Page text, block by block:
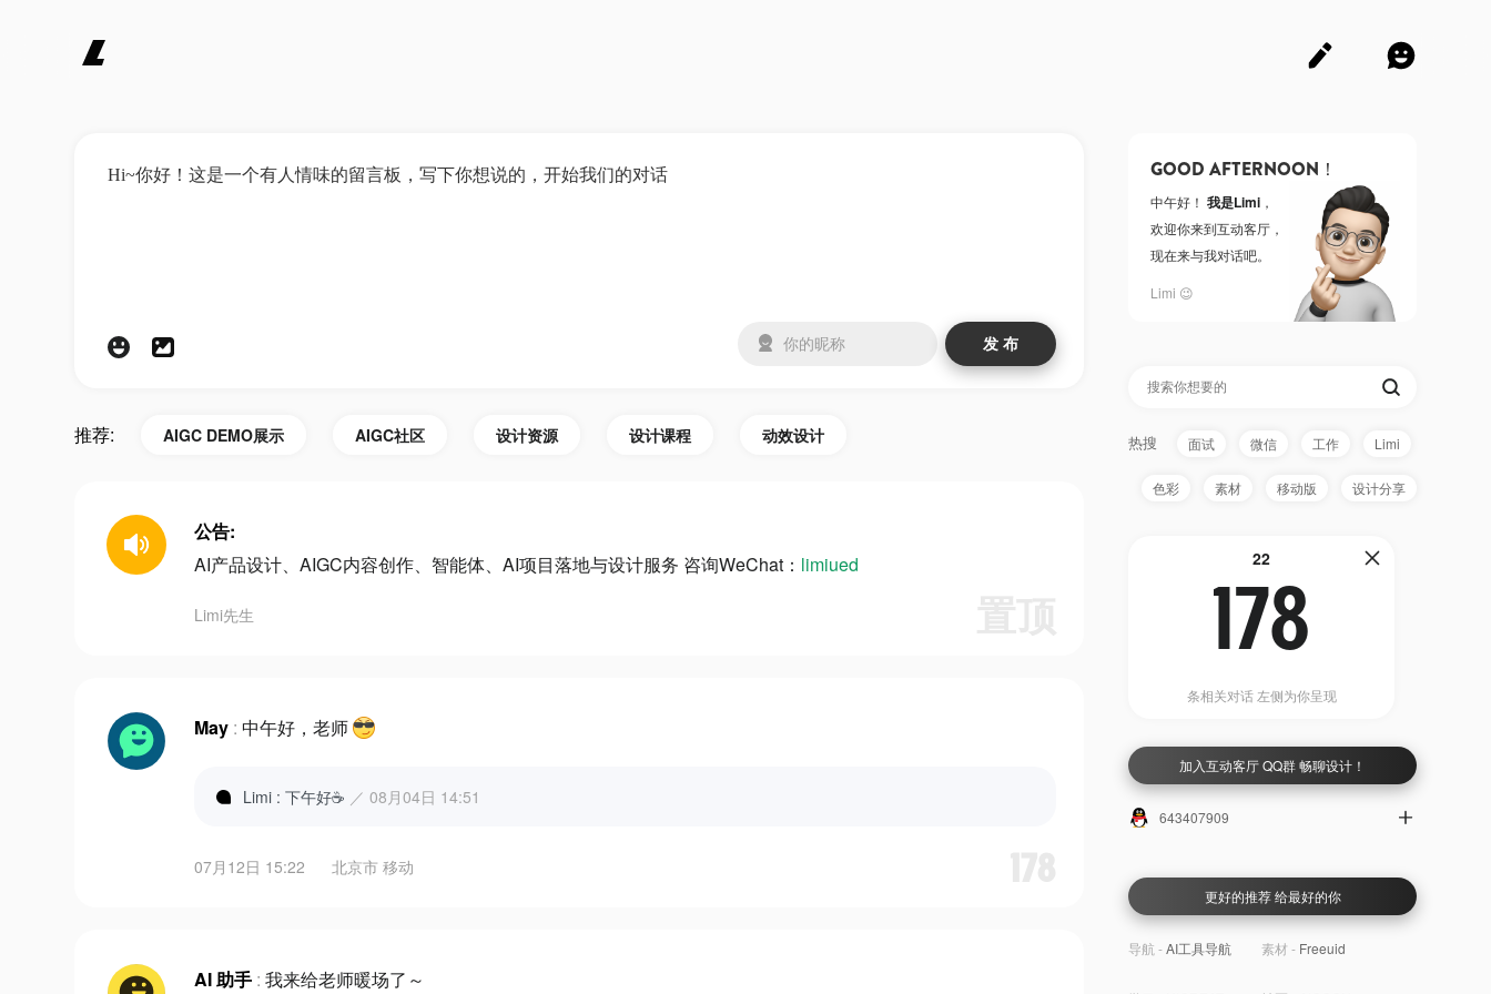
推荐: AIGC DEMO展示 AIGC社区 设计资源 设计课程 动效设计
公告:
AI产品设计、AIGC内容创作、智能体、AI项目落地与设计服务 咨询WeChat： limiued
Limi先生
May : 中午好，老师
Limi : 下午好☕️ ／ 08月04日 14:51
07月12日 15:22 北京市 移动
AI 助手 : 我来给老师暖场了～
GOOD AFTERNOON！
中午好！ 我是Limi ，
欢迎你来到互动客厅，
现在来与我对话吧。
Limi 😉
热搜 面试 微信 工作 Limi
色彩 素材 移动版 设计分享
22
178
条相关对话 左侧为你呈现
加入互动客厅 QQ群 畅聊设计！
643407909
更好的推荐 给最好的你
导航 -AI工具导航 素材 - Freeuid